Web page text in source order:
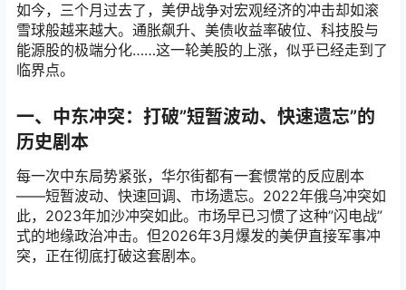
如今，三个月过去了，美伊战争对宏观经济的冲击却如滚
雪球般越来越大。通胀飙升、美债收益率破位、科技股与
能源股的极端分化……这一轮美股的上涨，似乎已经走到了
临界点。
一、中东冲突：打破”短暂波动、快速遗忘”的
历史剧本
每一次中东局势紧张，华尔街都有一套惯常的反应剧本
——短暂波动、快速回调、市场遗忘。2022年俄乌冲突如
此，2023年加沙冲突如此。市场早已习惯了这种”闪电战”
式的地缘政治冲击。但2026年3月爆发的美伊直接军事冲
突，正在彻底打破这套剧本。